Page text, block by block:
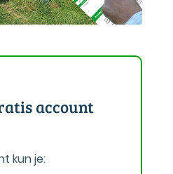
account
kun je: